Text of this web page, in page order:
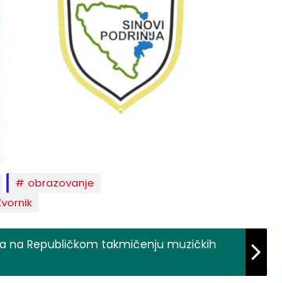
obrazovanje
na Republičkom takmičenju muzičkih